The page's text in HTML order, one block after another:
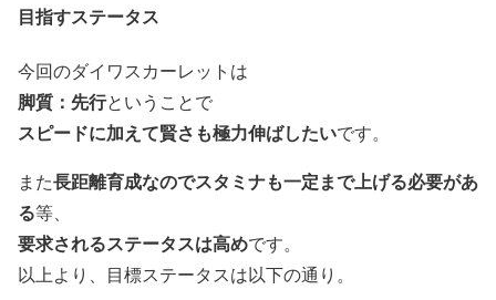
目指すステータス
今回のダイワスカーレットは
脚質：先行ということで
スピードに加えて賢さも極力伸ばしたいです。
また長距離育成なのでスタミナも一定まで上げる必要があ
る等、
要求されるステータスは高めです。
以上より、目標ステータスは以下の通り。